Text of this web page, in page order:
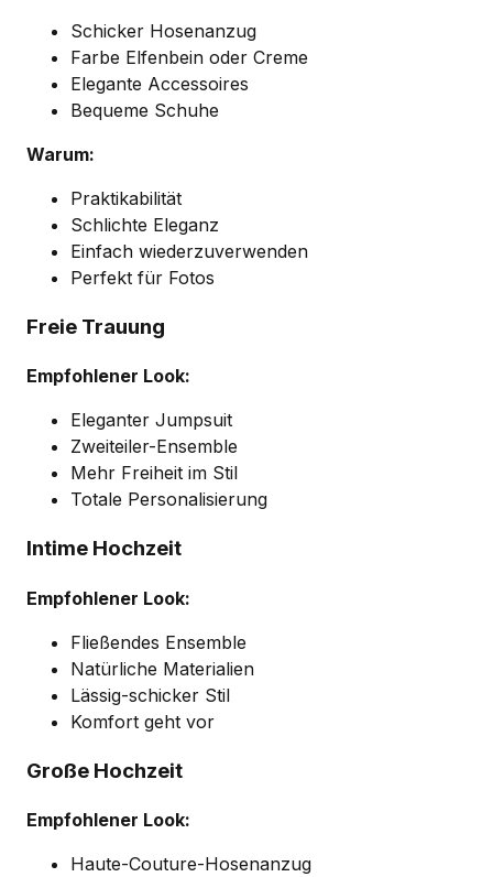
Schicker Hosenanzug
Farbe Elfenbein oder Creme
Elegante Accessoires
Bequeme Schuhe
Warum:
Praktikabilität
Schlichte Eleganz
Einfach wiederzuverwenden
Perfekt für Fotos
Freie Trauung
Empfohlener Look:
Eleganter Jumpsuit
Zweiteiler-Ensemble
Mehr Freiheit im Stil
Totale Personalisierung
Intime Hochzeit
Empfohlener Look:
Fließendes Ensemble
Natürliche Materialien
Lässig-schicker Stil
Komfort geht vor
Große Hochzeit
Empfohlener Look:
Haute-Couture-Hosenanzug